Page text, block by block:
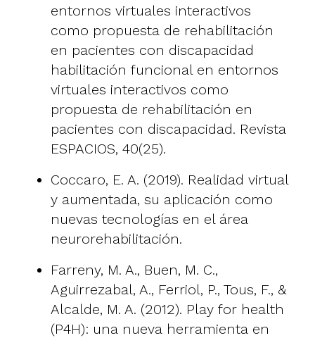
entornos virtuales interactivos
como propuesta de rehabilitación
en pacientes con discapacidad
habilitación funcional en entornos
virtuales interactivos como
propuesta de rehabilitación en
pacientes con discapacidad. Revista
ESPACIOS, 40(25).
Coccaro, E. A. (2019). Realidad virtual
y aumentada, su aplicación como
nuevas tecnologías en el área
neurorehabilitación.
Farreny, M. A., Buen, M. C.,
Aguirrezabal, A., Ferriol, P., Tous, F., &
Alcalde, M. A. (2012). Play for health
(P4H): una nueva herramienta en